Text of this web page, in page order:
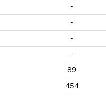
-
-
-
-
89
454